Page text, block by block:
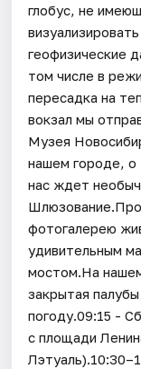
глобус, не
геофизические
том числе в
пересадка на
вокзал мы
Музея
нашем городе, о
нас ждет
фотогалерею
удивительным
мостом.На
закрытая
погоду.09:15 -
с площади